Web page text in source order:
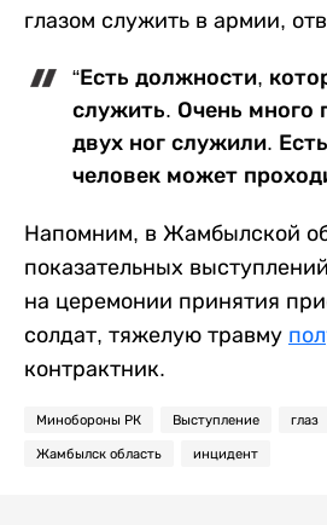
глазом служить в армии,
“Есть должности,
служить. Очень много
двух ног служили.
человек может
Напомним, в Жамбылской
показательных
на церемонии принятия
солдат, тяжелую травму
контрактник.
Минобороны РК Выступление глаз
Жамбылск область инцидент